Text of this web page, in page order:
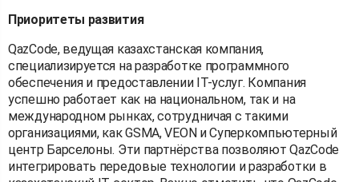
Приоритеты развития
QazCode, ведущая казахстанская компания,
специализируется на разработке программного
обеспечения и предоставлении IT-услуг. Компания
успешно работает как на национальном, так и на
международном рынках, сотрудничая с такими
организациями, как GSMA, VEON и Суперкомпьютерный
центр Барселоны. Эти партнёрства позволяют QazCode
интегрировать передовые технологии и разработки в